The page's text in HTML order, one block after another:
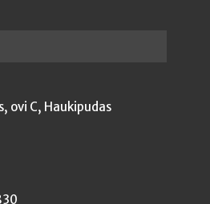
ovi C, Haukipudas